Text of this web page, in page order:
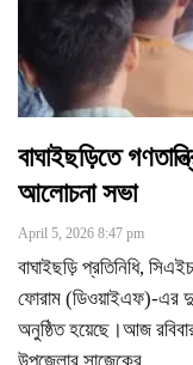
বাঘাইছড়িতে
আলোচনা সভা
April 5, 2026 8:47 pm
বাঘাইছড়ি প্রতিনিধি,
ফোরাম (ডিওয়াইএফ)-এর দুই
অনুষ্ঠিত হয়েছে।আজ
উপজেলার সাজেকের…